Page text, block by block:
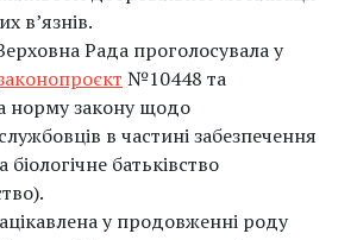
в’язнів.
Рада проголосувала у
№10448 та
норму закону щодо
в частині забезпечення
біологічне батьківство
у продовженні роду